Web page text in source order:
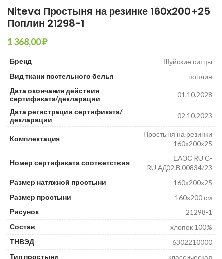
Niteva Простыня на резинке 160х200+25
Поплин 21298-1
₽
Бренд
Шуйские ситцы
Вид ткани постельного белья
поплин
Дата окончания действия
сертификата/декларации
01.10.2028
Дата регистрации сертификата/
декларации
02.10.2023
Комплектация
Простыня на резинки
160х200х25
Номер сертификата соответствия
ЕАЭС RU С-
RU.АД02.В.00834/23
Размер натяжной простыни
160х200х25
Размер простыни
160х200 см
Рисунок
21298-1
Состав
хлопок 100%
ТНВЭД
6302210000
Тип простыни
классическая